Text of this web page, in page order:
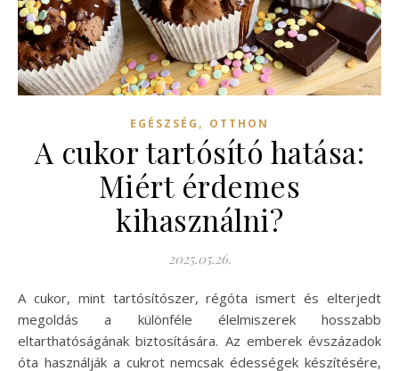
EGÉSZSÉG , OTTHON
A cukor tartósító hatása:
Miért érdemes
kihasználni?
2025.05.26.
A cukor, mint tartósítószer, régóta ismert és elterjedt
megoldás a különféle élelmiszerek hosszabb
eltarthatóságának biztosítására. Az emberek évszázadok
óta használják a cukrot nemcsak édességek készítésére,